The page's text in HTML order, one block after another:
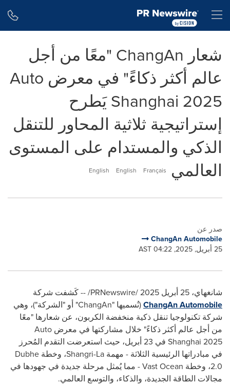
شعار ChangAn "معًا من أجل
عالم أكثر ذكاءً" في معرض Auto
Shanghai 2025 يَطرح
إستراتيجية ثلاثية المحاور للتنقل
الذكي والمستدام على المستوى
العالمي
English English Français
صدر عن
ChangAn Automobile
25 أبريل, 2025, 04:22 AST
شانغهاي، 25 أبريل 2025 / PRNewswire/ -- كَشفت شركة
ChangAn Automobile(نُسميها "ChangAn" أو "الشركة")، وهي
شركة تكنولوجيا تنقل ذكية منخفضة الكربون، عن شعارها "معًا
من أجل عالم أكثر ذكاءً" خلال مشاركتها في معرض Auto
Shanghai 2025
في 23 أبريل، حيث استعرضت التقدم المُحرز
في مبادراتها الرئيسية الثلاثة - مهمة Shangri-La، وخطة Dubhe
2.0، وخطة Vast Ocean- مما يُمثل مرحلة جديدة في جهودها في
مجالات الطاقة الجديدة، والذكاء، والتوسع العالمي.